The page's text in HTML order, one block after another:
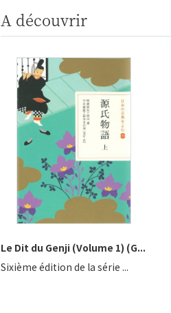
A découvrir
Le Dit du Genji (Volume 1) (G...
Sixième édition de la série ...